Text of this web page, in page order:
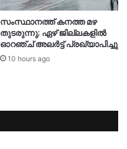
സംസ്ഥാനത്ത് കനത്ത മഴ
തുടരുന്നു; ഏഴ് ജില്ലകളിൽ
ഓറഞ്ച് അലർട്ട് പ്രഖ്യാപിച്ചു
10 hours ago